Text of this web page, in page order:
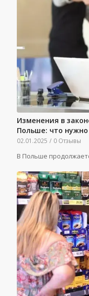
Изменения в
Польше: что нужно
02.01.2025 / 0 Отзывы
В Польше